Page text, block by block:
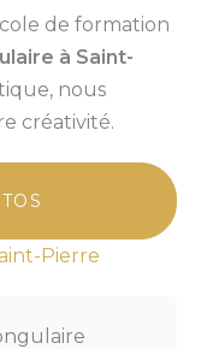
de formation
à Saint-
nous
créativité.
Pierre